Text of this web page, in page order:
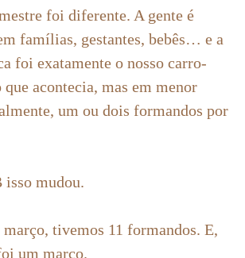
foi diferente. A gente é
famílias, gestantes, bebês… e a
foi exatamente o nosso carro-
acontecia, mas em menor
um ou dois formandos por
isso mudou.
tivemos 11 formandos. E,
um marco.